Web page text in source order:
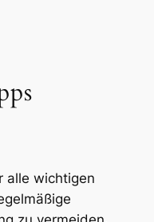
alle wichtigen